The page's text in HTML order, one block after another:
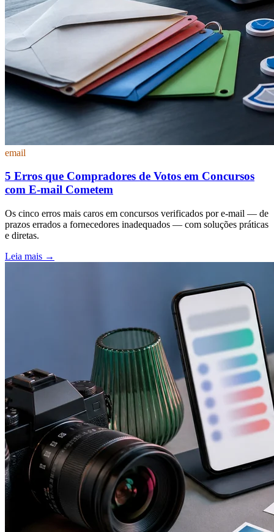
email
5 Erros que Compradores de Votos em Concursos
com E-mail Cometem
Os cinco erros mais caros em concursos verificados por e-mail — de
prazos errados a fornecedores inadequados — com soluções práticas
e diretas.
Leia mais →